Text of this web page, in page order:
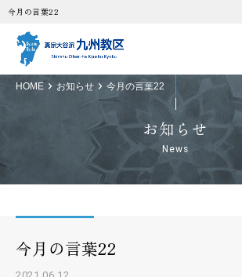
今月の言葉22
HOME お知らせ 今月の言葉22
お知らせ
News
今月の言葉22